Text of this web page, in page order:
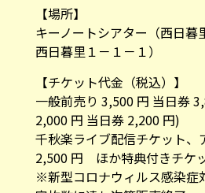
【場所】
キーノートシアター（西日暮
西日暮里１－１－１）
【チケット代金（税込）】
一般前売り 3,500 円 当日券
2,000 円 当日券 2,200 円)
千秋楽ライブ配信チケット、
2,500 円 ほか特典付きチケ
※新型コロナウィルス感染症